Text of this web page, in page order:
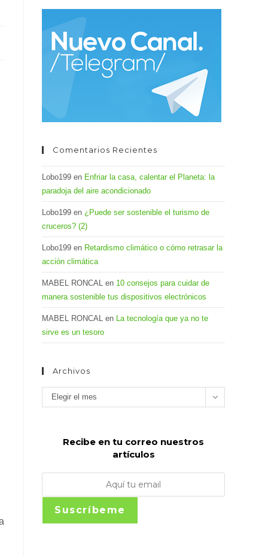
Comentarios Recientes
Lobo199 en Enfriar la casa, calentar el Planeta: la
paradoja del aire acondicionado
Lobo199 en ¿Puede ser sostenible el turismo de
cruceros? (2)
Lobo199 en Retardismo climático o cómo retrasar la
acción climática
MABEL RONCAL en 10 consejos para cuidar de
manera sostenible tus dispositivos electrónicos
MABEL RONCAL en La tecnología que ya no te
sirve es un tesoro
Archivos
Archivos
Elegir el mes
Recibe en tu correo nuestros
artículos
Suscríbeme